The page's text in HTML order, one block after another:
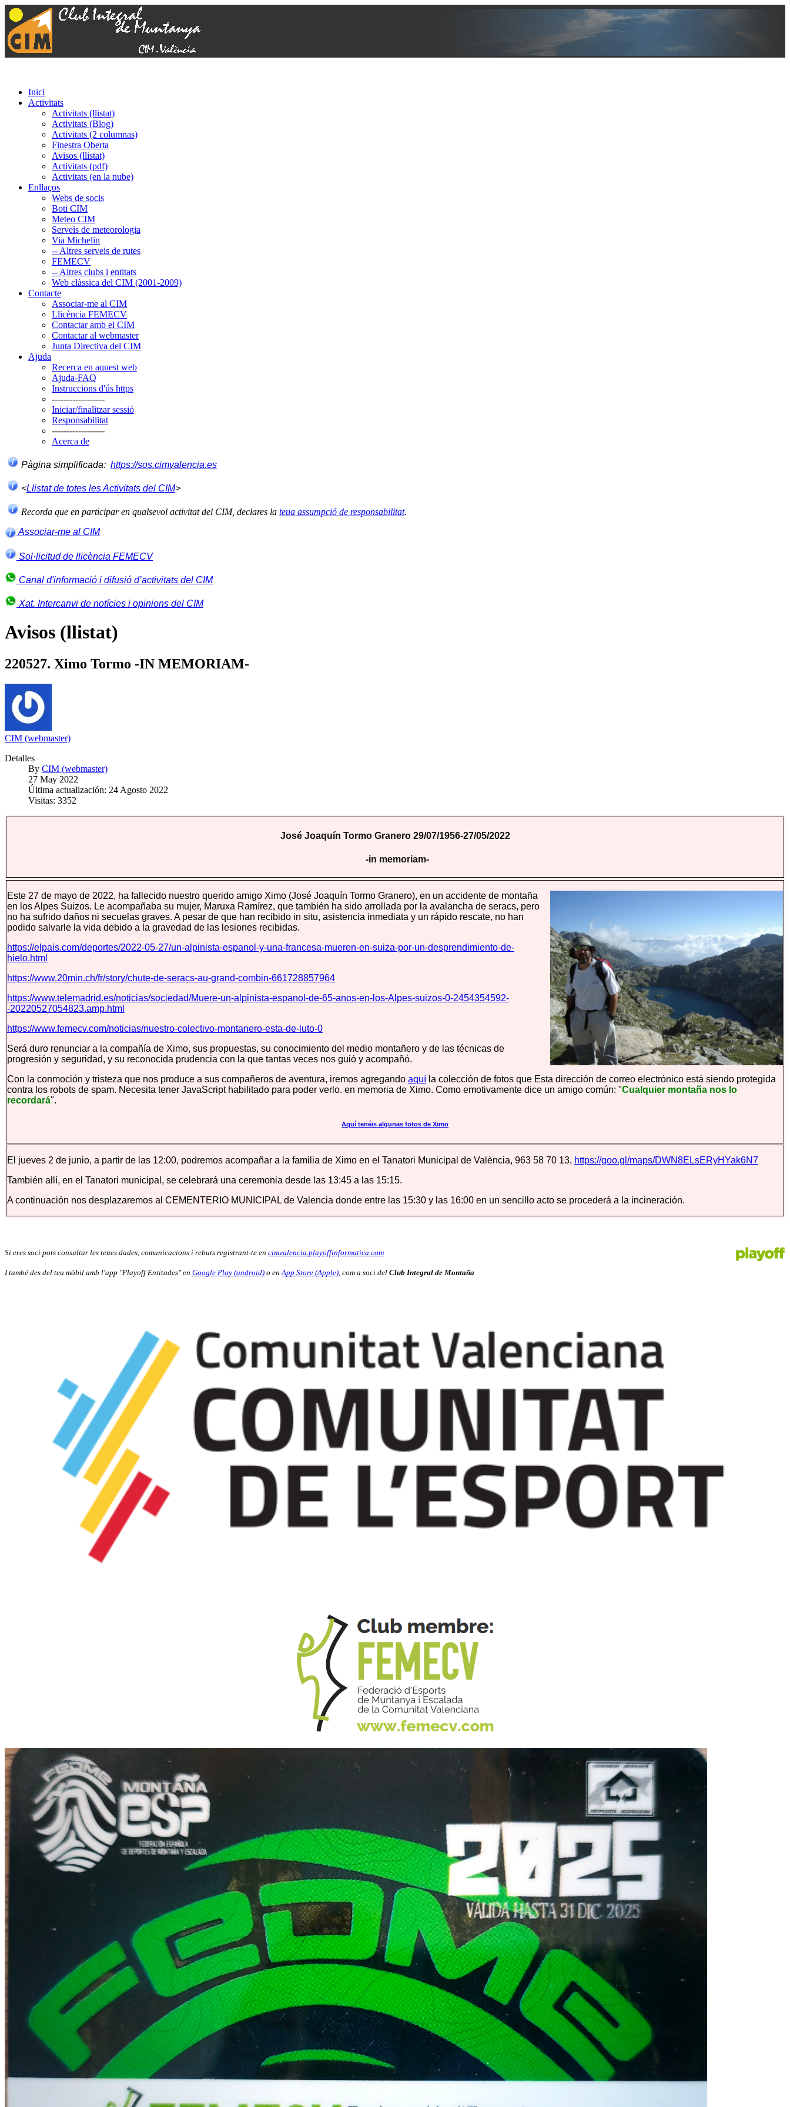
Inici
Activitats
Activitats (llistat)
Activitats (Blog)
Activitats (2 columnas)
Finestra Oberta
Avisos (llistat)
Activitats (pdf)
Activitats (en la nube)
Enllaços
Webs de socis
Boti CIM
Meteo CIM
Serveis de meteorologia
Via Michelin
-- Altres serveis de rutes
FEMECV
-- Altres clubs i entitats
Web clàssica del CIM (2001-2009)
Contacte
Associar-me al CIM
Llicència FEMECV
Contactar amb el CIM
Contactar al webmaster
Junta Directiva del CIM
Ajuda
Recerca en aquest web
Ajuda-FAQ
Instruccions d'ús https
------------------
Iniciar/finalitzar sessió
Responsabilitat
------------------
Acerca de
Pàgina simplificada: https://sos.cimvalencia.es
<Llistat de totes les Activitats del CIM>
Recorda que en participar en qualsevol activitat del CIM, declares la teua assumpció de responsabilitat.
Associar-me al CIM
Sol·licitud de llicència FEMECV
Canal d'informació i difusió d’activitats del CIM
Xat. Intercanvi de notícies i opinions del CIM
Avisos (llistat)
220527. Ximo Tormo -IN MEMORIAM-
CIM (webmaster)
Detalles
By CIM (webmaster)
27 May 2022
Última actualización: 24 Agosto 2022
Visitas: 3352
José Joaquín Tormo Granero 29/07/1956-27/05/2022
-in memoriam-
Este 27 de mayo de 2022, ha fallecido nuestro querido amigo Ximo (José Joaquín Tormo Granero), en un accidente de montaña
en los Alpes Suizos. Le acompañaba su mujer, Maruxa Ramírez, que también ha sido arrollada por la avalancha de seracs, pero
no ha sufrido daños ni secuelas graves. A pesar de que han recibido in situ, asistencia inmediata y un rápido rescate, no han
podido salvarle la vida debido a la gravedad de las lesiones recibidas.
https://elpais.com/deportes/2022-05-27/un-alpinista-espanol-y-una-francesa-mueren-en-suiza-por-un-desprendimiento-de-
hielo.html
https://www.20min.ch/fr/story/chute-de-seracs-au-grand-combin-661728857964
https://www.telemadrid.es/noticias/sociedad/Muere-un-alpinista-espanol-de-65-anos-en-los-Alpes-suizos-0-2454354592-
-20220527054823.amp.html
https://www.femecv.com/noticias/nuestro-colectivo-montanero-esta-de-luto-0
Será duro renunciar a la compañía de Ximo, sus propuestas, su conocimiento del medio montañero y de las técnicas de
progresión y seguridad, y su reconocida prudencia con la que tantas veces nos guió y acompañó.
Con la conmoción y tristeza que nos produce a sus compañeros de aventura, iremos agregando aquí la colección de fotos que Esta dirección de correo electrónico está siendo protegida
contra los robots de spam. Necesita tener JavaScript habilitado para poder verlo. en memoria de Ximo. Como emotivamente dice un amigo común: "Cualquier montaña nos lo
recordará".
Aquí tenéis algunas fotos de Ximo
El jueves 2 de junio, a partir de las 12:00, podremos acompañar a la familia de Ximo en el Tanatori Municipal de València, 963 58 70 13, https://goo.gl/maps/DWN8ELsERyHYak6N7
También allí, en el Tanatori municipal, se celebrará una ceremonia desde las 13:45 a las 15:15.
A continuación nos desplazaremos al CEMENTERIO MUNICIPAL de Valencia donde entre las 15:30 y las 16:00 en un sencillo acto se procederá a la incineración.
Si eres soci pots consultar les teues dades, comunicacions i rebuts registrant-te en cimvalencia.playoffinformatica.com
I també des del teu mòbil amb l'app "Playoff Entitades" en Google Play (android) o en App Store (Apple) , com a soci del Club Integral de Montaña